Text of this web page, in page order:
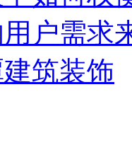
户需求
筑装饰